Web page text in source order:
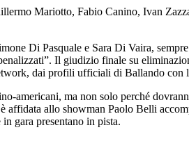
Mariotto, Fabio Canino, Ivan
Di Pasquale e Sara Di Vaira,
Il giudizio finale su
dai profili ufficiali di Ballando con
americani, ma non solo perché
allo showman Paolo Belli
gara presentano in pista.